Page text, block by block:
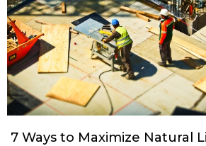
7 Ways to Maximize Natural